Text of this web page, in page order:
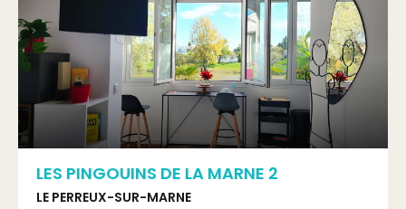
LES PINGOUINS DE LA MARNE 2
LE PERREUX-SUR-MARNE